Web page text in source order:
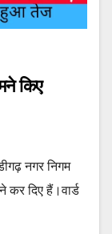
किए
नगर निगम
कर दिए हैं।वार्ड